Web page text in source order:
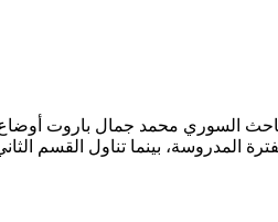
السوري محمد جمال باروت
المدروسة، بينما تناول القسم